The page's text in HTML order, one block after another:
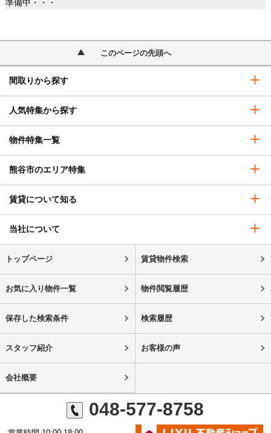
準備中・・・
このページの先頭へ
間取りから探す
人気特集から探す
物件特集一覧
熊谷市のエリア特集
賃貸について知る
当社について
トップページ 賃貸物件検索
お気に入り物件一覧 物件閲覧履歴
保存した検索条件 検索履歴
スタッフ紹介 お客様の声
会社概要
048-577-8758